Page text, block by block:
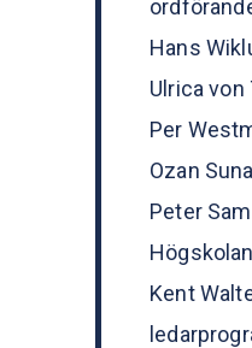
Hans
Ulrica
Per
Ozan
Peter
Kent